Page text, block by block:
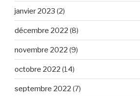
janvier 2023 (2)
décembre 2022 (8)
novembre 2022 (9)
octobre 2022 (14)
septembre 2022 (7)